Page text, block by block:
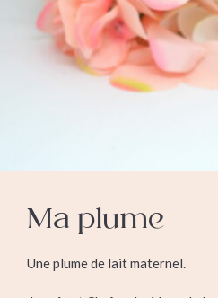
Ma plume
Une plume de lait maternel.